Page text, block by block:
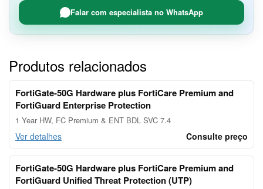
Falar com especialista no WhatsApp
Produtos relacionados
FortiGate-50G Hardware plus FortiCare Premium and
FortiGuard Enterprise Protection
1 Year HW, FC Premium & ENT BDL SVC 7.4
Ver detalhes Consulte preço
FortiGate-50G Hardware plus FortiCare Premium and
FortiGuard Unified Threat Protection (UTP)